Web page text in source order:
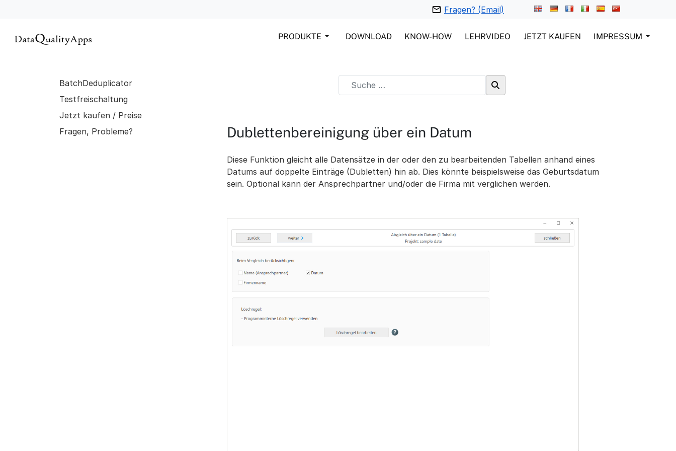
Fragen? (Email)
PRODUKTE DOWNLOAD KNOW-HOW LEHRVIDEO JETZT KAUFEN IMPRESSUM
BatchDeduplicator
Testfreischaltung
Jetzt kaufen / Preise
Fragen, Probleme?
Dublettenbereinigung über ein Datum
Diese Funktion gleicht alle Datensätze in der oder den zu bearbeitenden Tabellen anhand eines
Datums auf doppelte Einträge (Dubletten) hin ab. Dies könnte beispielsweise das Geburtsdatum
sein. Optional kann der Ansprechpartner und/oder die Firma mit verglichen werden.